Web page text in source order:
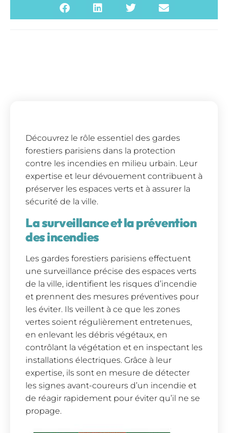
Découvrez le rôle essentiel des gardes
forestiers parisiens dans la protection
contre les incendies en milieu urbain. Leur
expertise et leur dévouement contribuent à
préserver les espaces verts et à assurer la
sécurité de la ville.
La surveillance et la prévention
des incendies
Les gardes forestiers parisiens effectuent
une surveillance précise des espaces verts
de la ville, identifient les risques d’incendie
et prennent des mesures préventives pour
les éviter. Ils veillent à ce que les zones
vertes soient régulièrement entretenues,
en enlevant les débris végétaux, en
contrôlant la végétation et en inspectant les
installations électriques. Grâce à leur
expertise, ils sont en mesure de détecter
les signes avant-coureurs d’un incendie et
de réagir rapidement pour éviter qu’il ne se
propage.